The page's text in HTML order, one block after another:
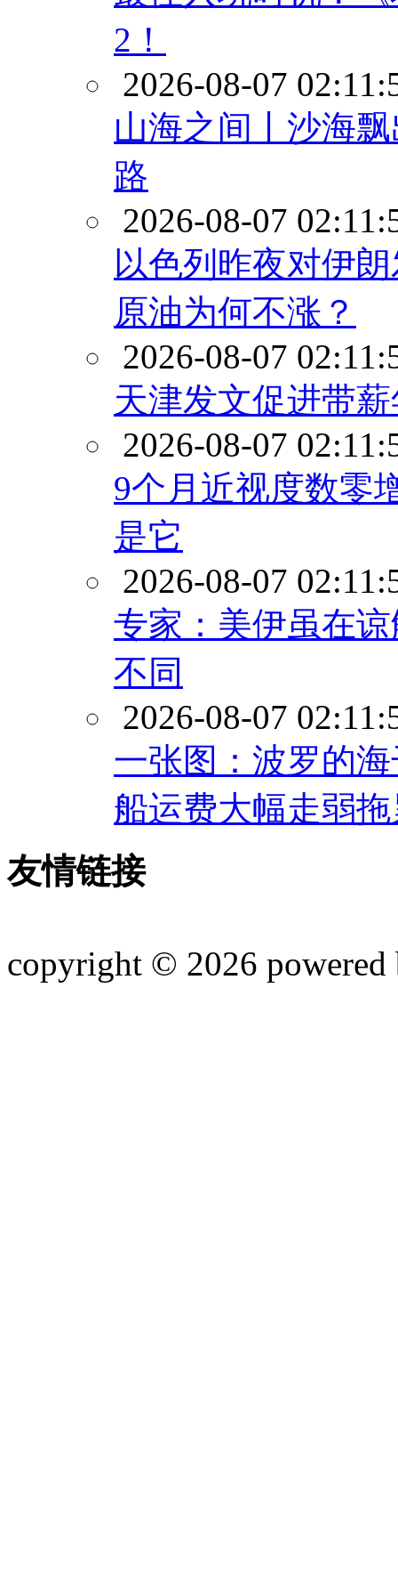
2！
2026-08-07
山海之间丨沙海
路
2026-08-07
以色列昨夜对伊
原油为何不涨？
2026-08-07
天津发文促进带
2026-08-07
9个月近视度数零
是它
2026-08-07
专家：美伊虽在
不同
2026-08-07
一张图：波罗的
船运费大幅走弱
友情链接
copyright © 2026